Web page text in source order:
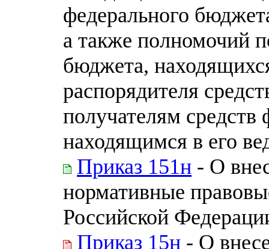
федерального
а также полномочий
бюджета,
распорядителя
получателям
находящимся в его
Приказ 151н - О
нормативные
Российской
Приказ 15н - О